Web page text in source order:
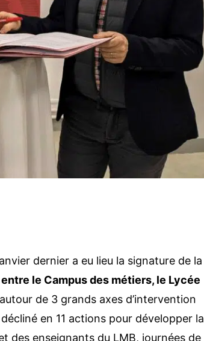
dernier a eu lieu la signature de la
le Campus des métiers, le Lycée
de 3 grands axes d’intervention
en 11 actions pour développer la
des enseignants du LMB, journées de